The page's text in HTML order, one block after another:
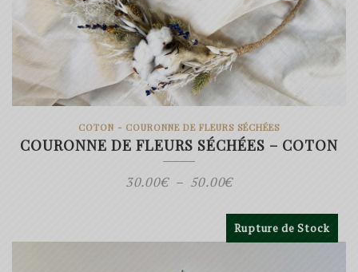
COTON - COURONNE DE FLEURS SÉCHÉES
COURONNE DE FLEURS SÉCHÉES – COTON
30.00€ – 50.00€Plage
prix :
Rupture de Stock